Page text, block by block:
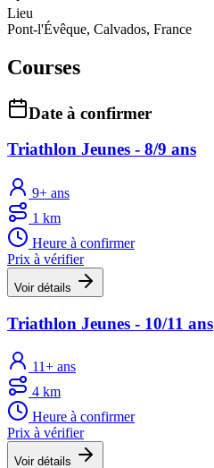
Lieu
Pont-l'Évêque, Calvados, France
Courses
Date à confirmer
Triathlon Jeunes - 8/9 ans
9+ ans
1 km
Heure à confirmer
Prix à vérifier
Voir détails
Triathlon Jeunes - 10/11 ans
11+ ans
4 km
Heure à confirmer
Prix à vérifier
Voir détails